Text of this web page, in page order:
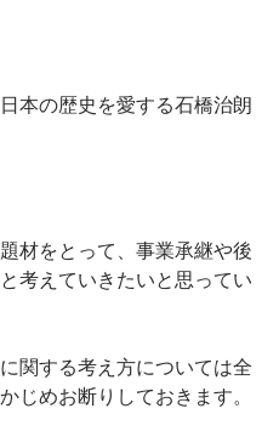
本の歴史を愛する石橋治朗
材をとって、事業承継や後
考えていきたいと思ってい
関する考え方については全
じめお断りしておきます。